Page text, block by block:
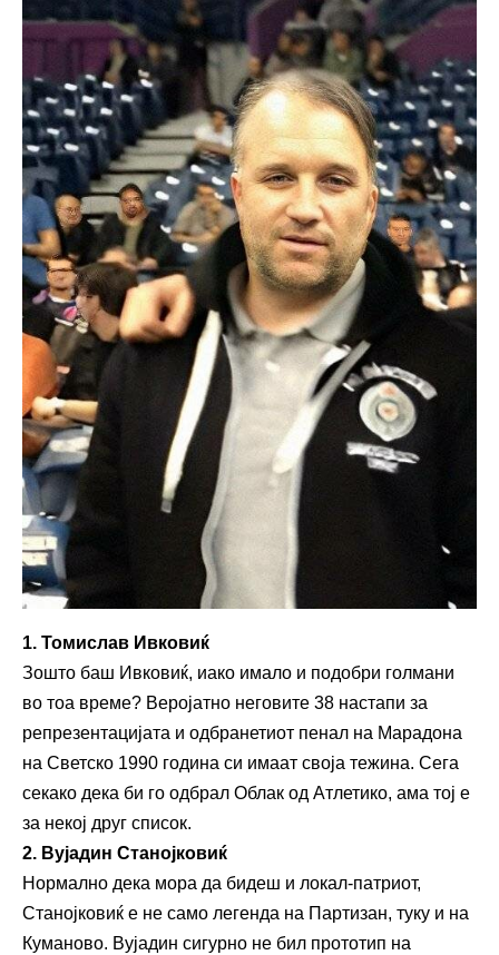
1. Томислав Ивковиќ
Зошто баш Ивковиќ, иако имало и подобри голмани
во тоа време? Веројатно неговите 38 настапи за
репрезентацијата и одбранетиот пенал на Марадона
на Светско 1990 година си имаат своја тежина. Сега
секако дека би го одбрал Облак од Атлетико, ама тој е
за некој друг список.
2. Вујадин Станојковиќ
Нормално дека мора да бидеш и локал-патриот,
Станојковиќ е не само легенда на Партизан, туку и на
Куманово. Вујадин сигурно не бил прототип на